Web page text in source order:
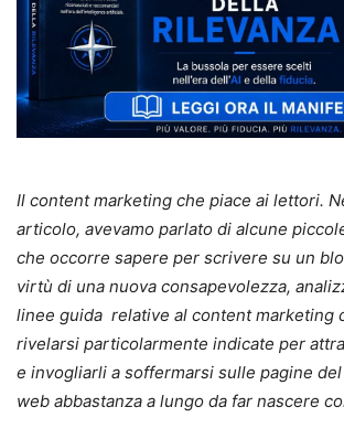
Il content marketing che piace ai lettori.
articolo, avevamo parlato di alcune
che occorre sapere per scrivere su un
virtù di una nuova consapevolezza,
linee guida relative al content marketing
rivelarsi particolarmente indicate per
e invogliarli a soffermarsi sulle pagine
web abbastanza a lungo da far nascere